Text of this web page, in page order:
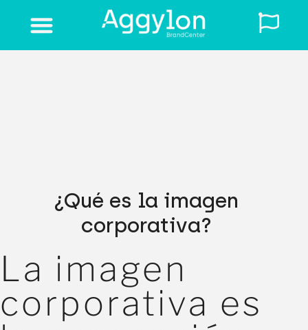
¿Qué es la imagen
corporativa?
La imagen
corporativa es